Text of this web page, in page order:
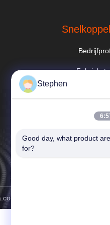
Nieuws
. Alle rechten voorbehoudena.
Stephen
Good day, what product
for?